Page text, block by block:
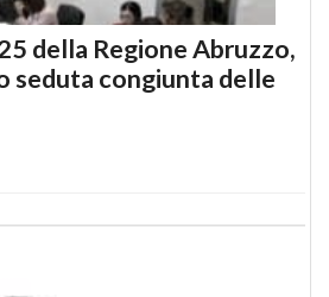
della Regione Abruzzo,
seduta congiunta delle